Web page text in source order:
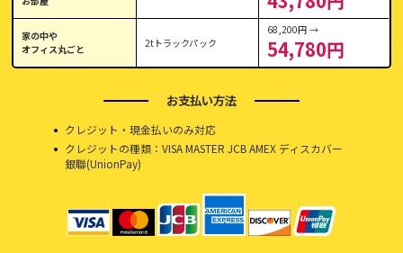
家の中や
オフィス丸ごと
2tトラックパック
68,200円 →
54,780円
お支払い方法
クレジット・現金払いのみ対応
クレジットの種類：VISA MASTER JCB AMEX ディスカバー
銀聯(UnionPay)